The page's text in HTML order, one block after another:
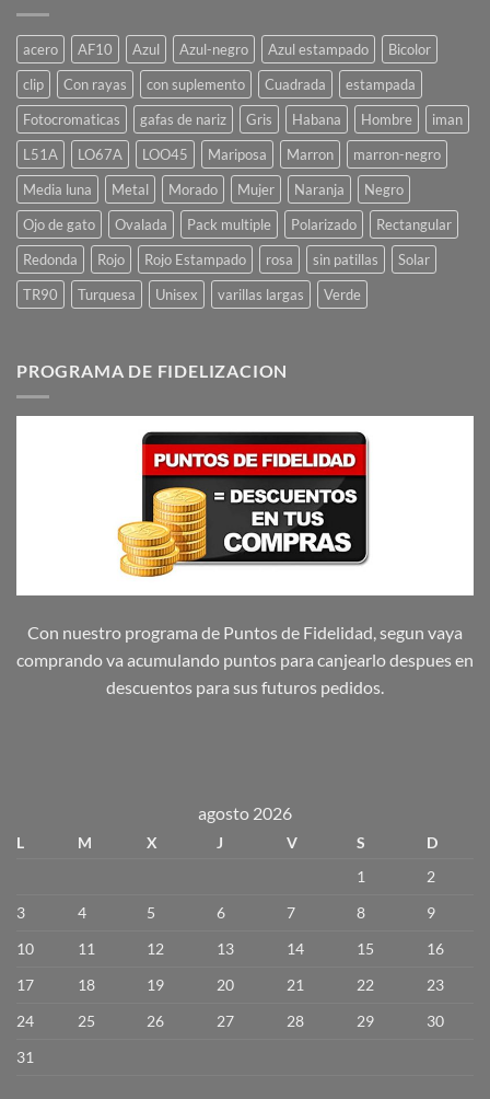
acero AF10 Azul Azul-negro Azul estampado
Bicolor
clip
Con rayas con suplemento Cuadrada
estampada
Fotocromaticas
gafas de nariz Gris Habana Hombre
iman
L51A
LO67A LOO45 Mariposa Marron
marron-negro
Media luna
Metal Morado Mujer Naranja
Negro
Ojo de gato
Ovalada Pack multiple Polarizado
Rectangular
Redonda
Rojo Rojo Estampado rosa sin patillas
Solar
TR90
Turquesa Unisex varillas largas Verde
PROGRAMA DE FIDELIZACION
Con nuestro programa de Puntos de Fidelidad, segun vaya
comprando va acumulando puntos para canjearlo despues en
descuentos para sus futuros pedidos.
agosto 2026
L M X J V S
D
1
2
3
4 5 6 7 8
9
10
11 12 13 14 15
16
17
18 19 20 21 22
23
24
25 26 27 28 29
30
31